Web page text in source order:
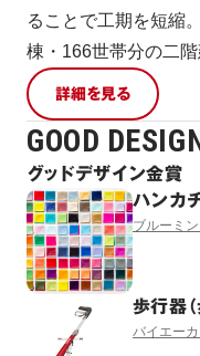
ることで工期を短縮
棟・166世帯分の二
詳細を見る
GOOD
グッドデザイン金賞
ハンカ
ブルーミ
歩行器（
バイエー